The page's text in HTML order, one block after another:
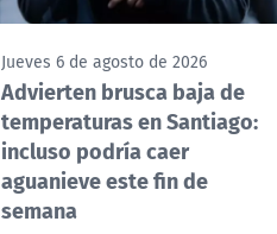
Jueves 6 de agosto de 2026
Advierten brusca baja de
temperaturas en Santiago:
incluso podría caer
aguanieve este fin de
semana